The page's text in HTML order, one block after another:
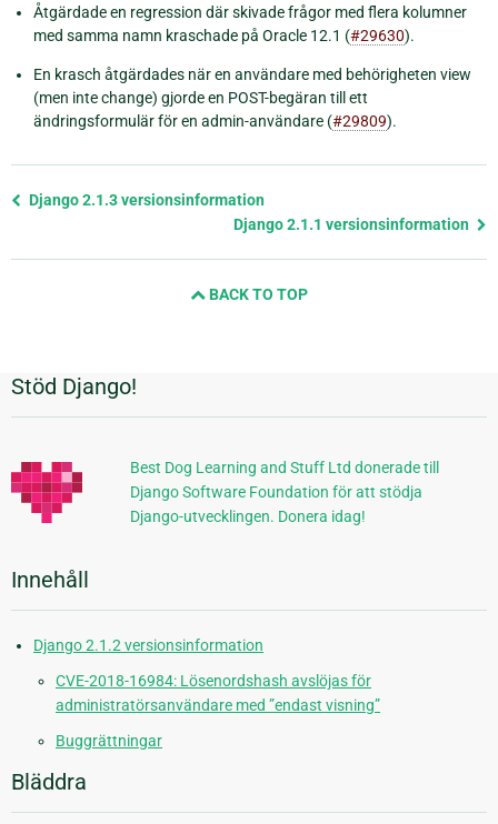
Åtgärdade en regression där skivade frågor med flera kolumner
med samma namn kraschade på Oracle 12.1 (#29630).
En krasch åtgärdades när en användare med behörigheten view
(men inte change) gjorde en POST-begäran till ett
ändringsformulär för en admin-användare (#29809).
Föregående
Django 2.1.3 versionsinformation
Django 2.1.1 versionsinformation
BACK TO TOP
Ytterligare
information
Stöd Django!
Best Dog Learning and Stuff Ltd donerade till
Django Software Foundation för att stödja
Django-utvecklingen. Donera idag!
Innehåll
Django 2.1.2 versionsinformation
CVE-2018-16984: Lösenordshash avslöjas för
administratörsanvändare med ”endast visning”
Buggrättningar
Bläddra